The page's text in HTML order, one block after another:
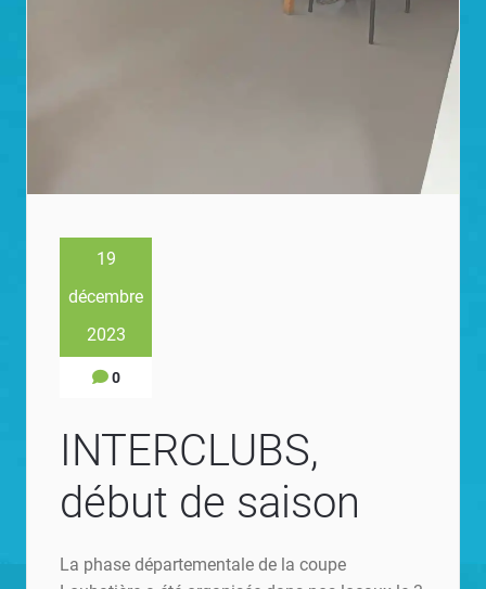
19
décembre
2023
0
INTERCLUBS,
début de saison
La phase départementale de la coupe